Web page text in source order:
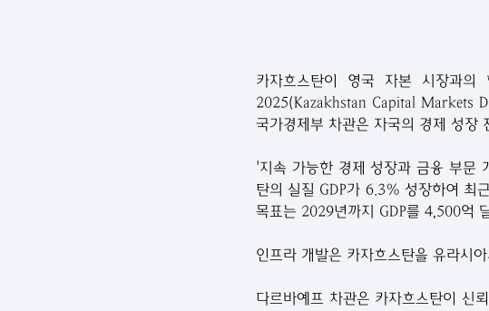
카자흐스탄이 영국 자본 시장과
2025(Kazakhstan Capital Markets
국가경제부 차관은 자국의 경제 성장
'지속 가능한 경제 성장과 금융 부문
탄의 실질 GDP가 6.3% 성장하여 최
목표는 2029년까지 GDP를 4,500억
인프라 개발은 카자흐스탄을 유라시
다르바예프 차관은 카자흐스탄이 신